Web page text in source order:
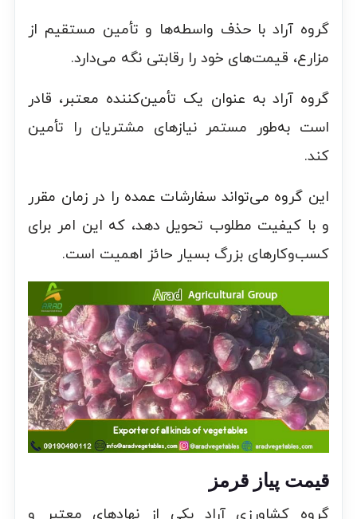
گروه آراد با حذف واسطه‌ها و تأمین مستقیم از
مزارع، قیمت‌های خود را رقابتی نگه می‌دارد.
گروه آراد به عنوان یک تأمین‌کننده معتبر، قادر
است به‌طور مستمر نیازهای مشتریان را تأمین
کند.
این گروه می‌تواند سفارشات عمده را در زمان مقرر
و با کیفیت مطلوب تحویل دهد، که این امر برای
کسب‌وکارهای بزرگ بسیار حائز اهمیت است.
قیمت پیاز قرمز
گروه کشاورزی آراد یکی از نهادهای معتبر و